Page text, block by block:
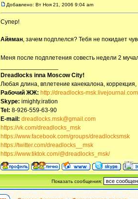
Добавлено: Вт Ноя 21, 2006 9:04 am
Супер!
Айяман, зачем подплелся? Тебя не покидает
Меня после подплетения совесть недели 2
Dreadlocks inna Moscow Сity!
Любая длина, вплетение канекалона,
Рабочий ЖЖ: http://dreadlocks-
Skype: imighty.iration
Tel: 8-926-559-63-90
E-mail: dreadlocks.msk@gmail.com
https://vk.com/dreadlocks_msk
https://www.facebook.com/groups/dreadlocksmsk
https://twitter.com/dreadlocks__msk
https://www.tiktok.com/@dreadlocks_msk/
Показать сообщения: